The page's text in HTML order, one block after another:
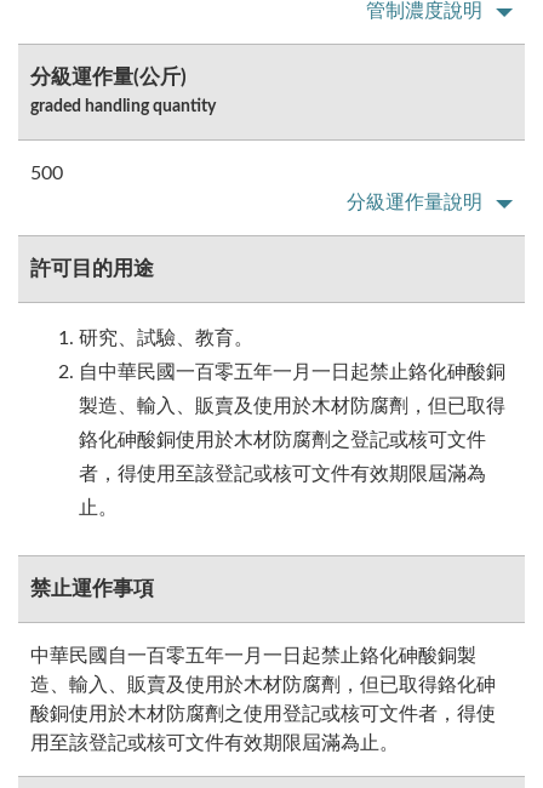
管制濃度說明
分級運作量(公斤)
graded handling quantity
500
分級運作量說明
許可目的用途
研究、試驗、教育。
自中華民國一百零五年一月一日起禁止鉻化砷酸銅
製造、輸入、販賣及使用於木材防腐劑，但已取得
鉻化砷酸銅使用於木材防腐劑之登記或核可文件
者，得使用至該登記或核可文件有效期限屆滿為
止。
禁止運作事項
中華民國自一百零五年一月一日起禁止鉻化砷酸銅製
造、輸入、販賣及使用於木材防腐劑，但已取得鉻化砷
酸銅使用於木材防腐劑之使用登記或核可文件者，得使
用至該登記或核可文件有效期限屆滿為止。